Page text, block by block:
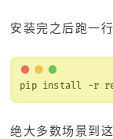
安装完之后跑一
pip install -r
绝大多数场景到